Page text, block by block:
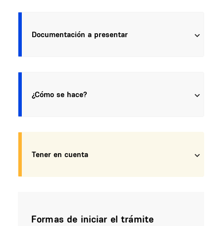
Documentación a presentar
¿Cómo se hace?
Tener en cuenta
Formas de iniciar el trámite